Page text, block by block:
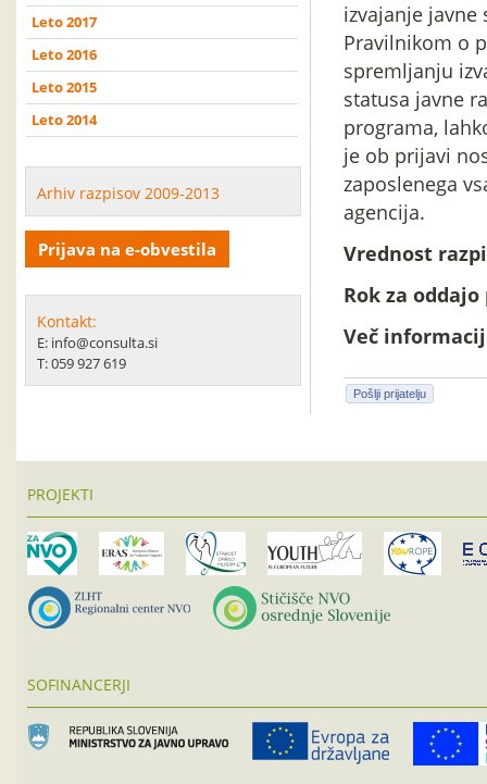
Leto 2017
Leto 2016
Leto 2015
Leto 2014
Arhiv razpisov 2009-2013
Prijava na e-obvestila
Kontakt:
E: info@consulta.si
T: 059 927 619
izvajanje
Pravilnikom o
spremljanju
statusa javne
programa,
je ob prijavi
zaposlenega
agencija.
Vrednost
Rok za
Več
Pošlji prijatelju
PROJEKTI
SOFINANCERJI